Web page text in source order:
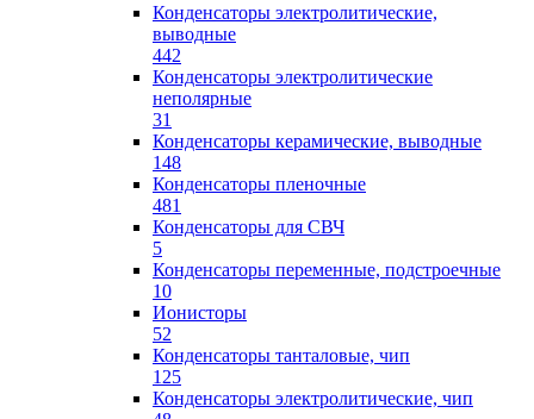
Конденсаторы электролитические,
выводные
442
Конденсаторы электролитические
неполярные
31
Конденсаторы керамические, выводные
148
Конденсаторы пленочные
481
Конденсаторы для СВЧ
5
Конденсаторы переменные, подстроечные
10
Ионисторы
52
Конденсаторы танталовые, чип
125
Конденсаторы электролитические, чип